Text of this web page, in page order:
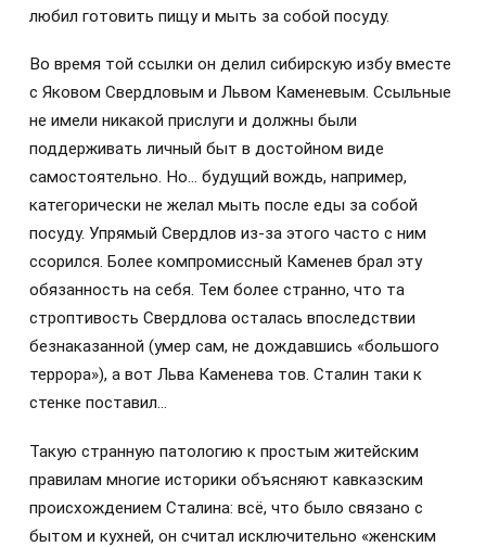
любил готовить пищу и мыть за собой посуду.
Во время той ссылки он делил сибирскую избу вместе
с Яковом Свердловым и Львом Каменевым. Ссыльные
не имели никакой прислуги и должны были
поддерживать личный быт в достойном виде
самостоятельно. Но… будущий вождь, например,
категорически не желал мыть после еды за собой
посуду. Упрямый Свердлов из-за этого часто с ним
ссорился. Более компромиссный Каменев брал эту
обязанность на себя. Тем более странно, что та
строптивость Свердлова осталась впоследствии
безнаказанной (умер сам, не дождавшись «большого
террора»), а вот Льва Каменева тов. Сталин таки к
стенке поставил…
Такую странную патологию к простым житейским
правилам многие историки объясняют кавказским
происхождением Сталина: всё, что было связано с
бытом и кухней, он считал исключительно «женским